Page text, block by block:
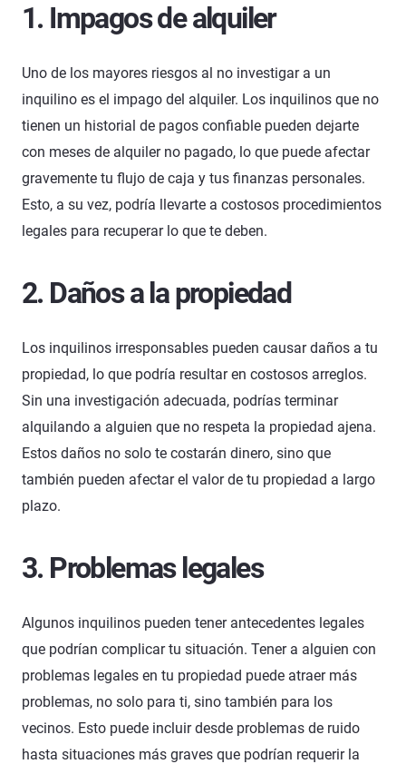
1. Impagos de alquiler
Uno de los mayores riesgos al no investigar a un
inquilino es el impago del alquiler. Los inquilinos que no
tienen un historial de pagos confiable pueden dejarte
con meses de alquiler no pagado, lo que puede afectar
gravemente tu flujo de caja y tus finanzas personales.
Esto, a su vez, podría llevarte a costosos procedimientos
legales para recuperar lo que te deben.
2. Daños a la propiedad
Los inquilinos irresponsables pueden causar daños a tu
propiedad, lo que podría resultar en costosos arreglos.
Sin una investigación adecuada, podrías terminar
alquilando a alguien que no respeta la propiedad ajena.
Estos daños no solo te costarán dinero, sino que
también pueden afectar el valor de tu propiedad a largo
plazo.
3. Problemas legales
Algunos inquilinos pueden tener antecedentes legales
que podrían complicar tu situación. Tener a alguien con
problemas legales en tu propiedad puede atraer más
problemas, no solo para ti, sino también para los
vecinos. Esto puede incluir desde problemas de ruido
hasta situaciones más graves que podrían requerir la